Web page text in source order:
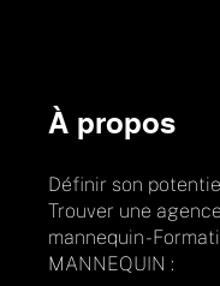
À propos
Définir son
Trouver une
mannequin -
MANNEQUIN :